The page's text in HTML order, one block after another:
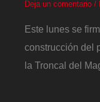
Deja un comentario /
Este lunes se
construcción del
la Troncal del